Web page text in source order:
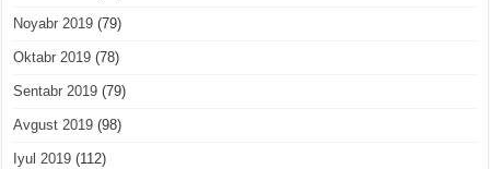
Noyabr 2019 (79)
Oktabr 2019 (78)
Sentabr 2019 (79)
Avgust 2019 (98)
Iyul 2019 (112)